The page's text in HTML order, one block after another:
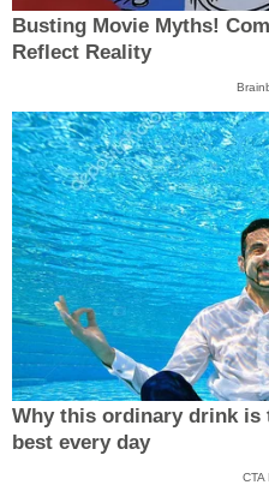
Busting Movie Myths!
Reflect Reality
Why this ordinary drink is
best every day
CTA